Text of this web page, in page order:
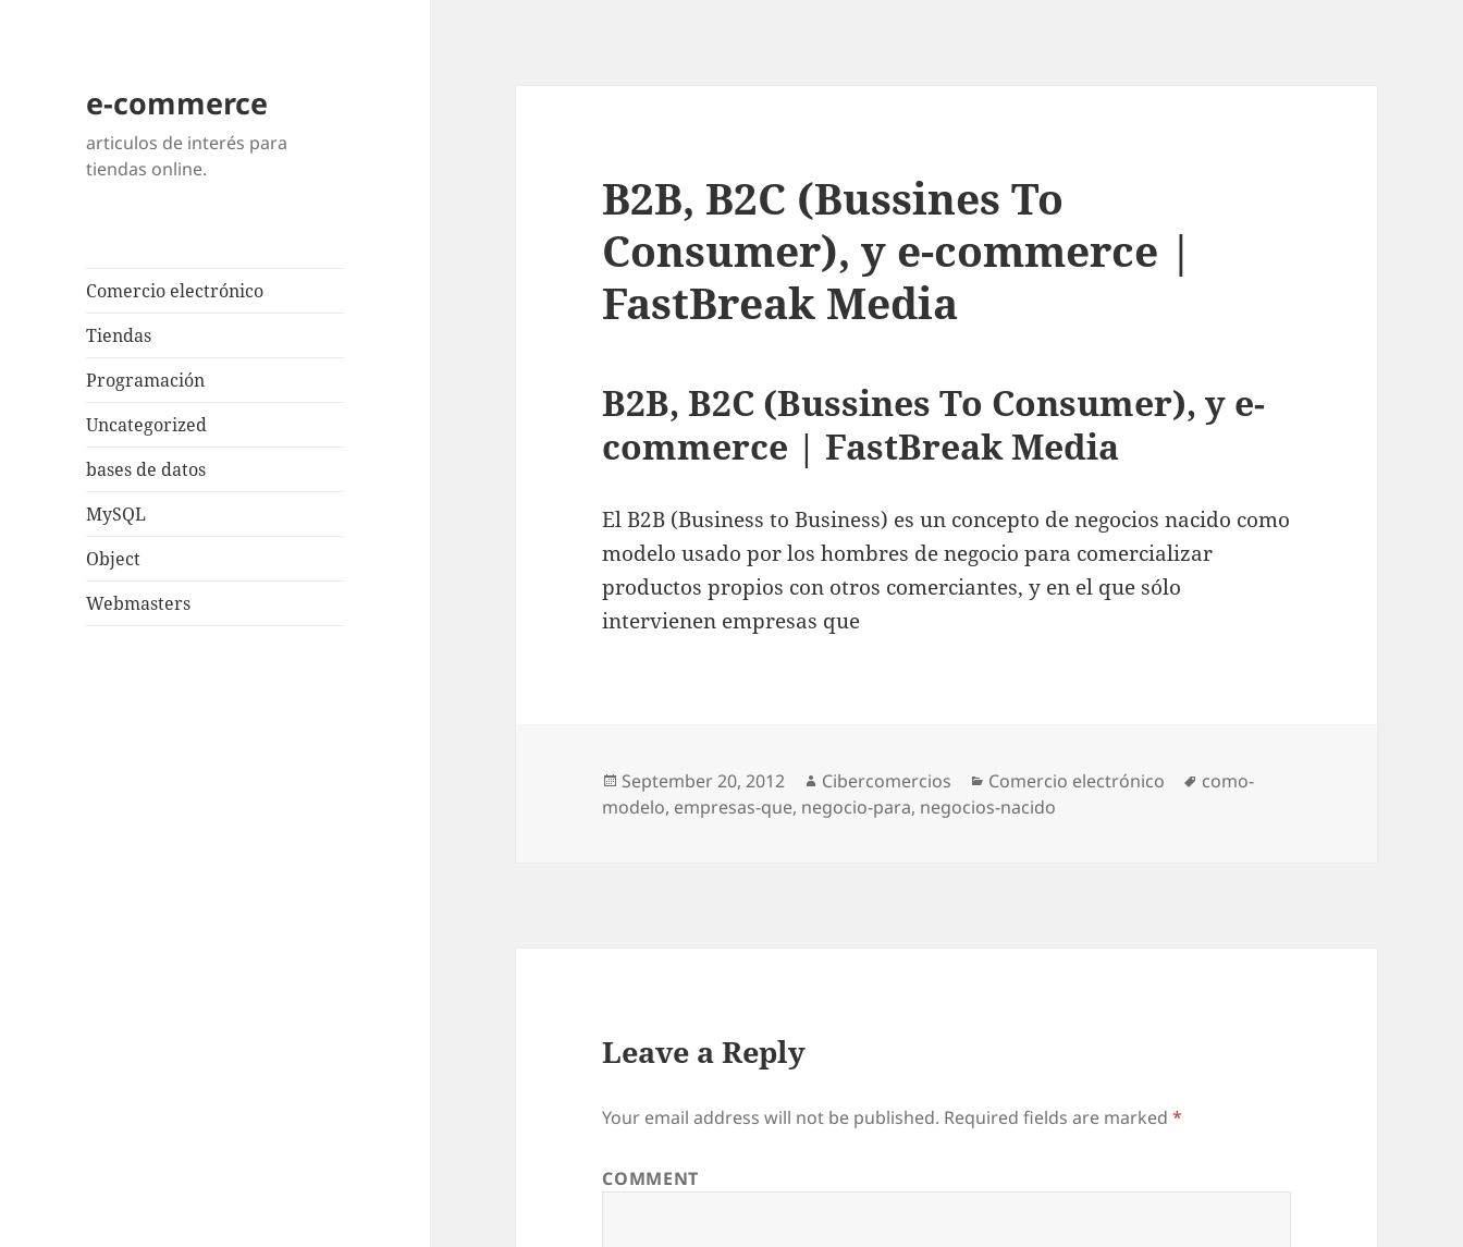
e-commerce
articulos de interés para
tiendas online.
Comercio electrónico
Tiendas
Programación
Uncategorized
bases de datos
MySQL
Object
Webmasters
B2B, B2C (Bussines To
Consumer), y e-commerce |
FastBreak Media
B2B, B2C (Bussines To Consumer), y e-
commerce | FastBreak Media
El B2B (Business to Business) es un concepto de negocios nacido como
modelo usado por los hombres de negocio para comercializar
productos propios con otros comerciantes, y en el que sólo
intervienen empresas que
Posted
on
September 20, 2012 Author
Cibercomercios Categories
Comercio electrónico Tags
como-
modelo, empresas-que, negocio-para, negocios-nacido
Leave a Reply
Your email address will not be published. Required fields are marked*
COMMENT